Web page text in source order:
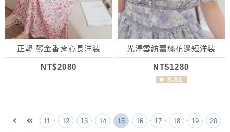
正韓 鬱金香背心長洋裝
NT$2080
光澤雪紡蕾絲花邊短洋裝
NT$1280
11 12 13 14 15 16 17 18 19 20